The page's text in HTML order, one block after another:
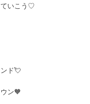
ていこう♡
ド💘
ン🧡